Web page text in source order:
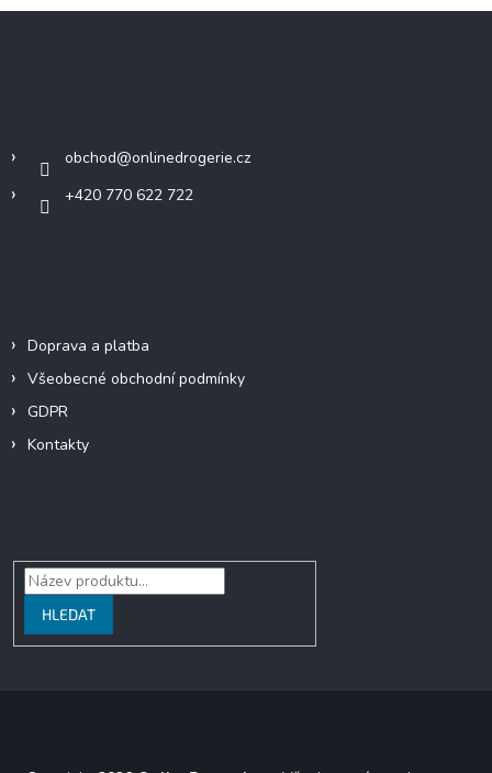
obchod@onlinedrogerie.cz
+420 770 622 722
Doprava a platba
Všeobecné obchodní podmínky
GDPR
Kontakty
HLEDAT